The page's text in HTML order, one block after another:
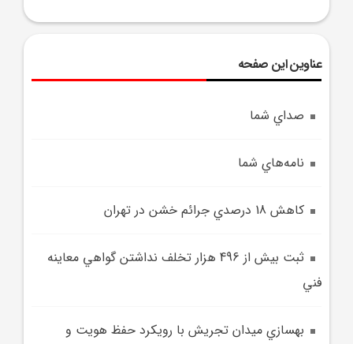
عناوین این صفحه
صداي شما
نامه‌هاي شما
کاهش 18 درصدي جرائم خشن در تهران
ثبت بيش از 496 هزار تخلف نداشتن گواهي معاينه
فني
بهسازي ميدان تجريش با رويکرد حفظ هويت و